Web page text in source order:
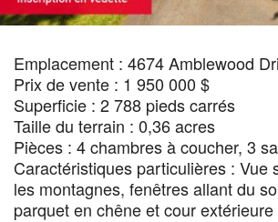
Emplacement : 4674 Amblewood
Prix de vente : 1 950 000 $
Superficie : 2 788 pieds carrés
Taille du terrain : 0,36 acres
Pièces : 4 chambres à coucher, 3
Caractéristiques particulières : Vue
les montagnes, fenêtres allant du
parquet en chêne et cour